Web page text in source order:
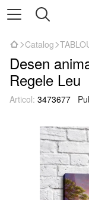
Catalog
Desen
Regele Leu
Articol: 3473677